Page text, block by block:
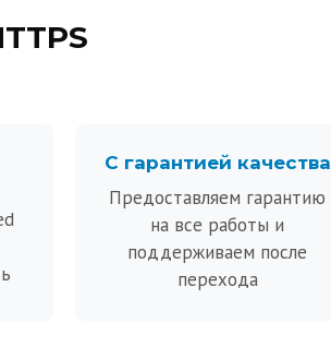
С гарантией качества
Предоставляем гарантию
на все работы и
поддерживаем после
перехода